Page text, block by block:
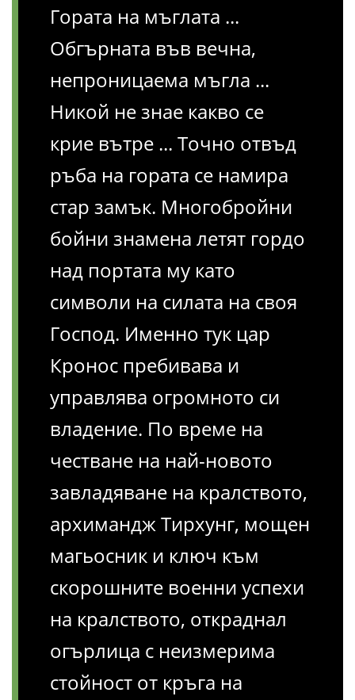
Гората на мъглата ...
Обгърната във вечна,
непроницаема мъгла ...
Никой не знае какво се
крие вътре ... Точно отвъд
ръба на гората се намира
стар замък. Многобройни
бойни знамена летят гордо
над портата му като
символи на силата на своя
Господ. Именно тук цар
Кронос пребивава и
управлява огромното си
владение. По време на
честване на най-новото
завладяване на кралството,
архимандж Тирхунг, мощен
магьосник и ключ към
скорошните военни успехи
на кралството, откраднал
огърлица с неизмерима
стойност от кръга на